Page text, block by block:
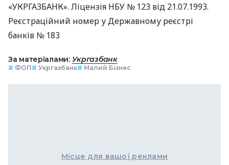
«УКРГАЗБАНК». Ліцензія НБУ № 123 від 21.07.1993.
Реєстраційний номер у Державному реєстрі
банків № 183
За матеріалами: Укргазбанк
# ФОП# Укргазбанк# Малий Бізнес
Місце для вашої реклами